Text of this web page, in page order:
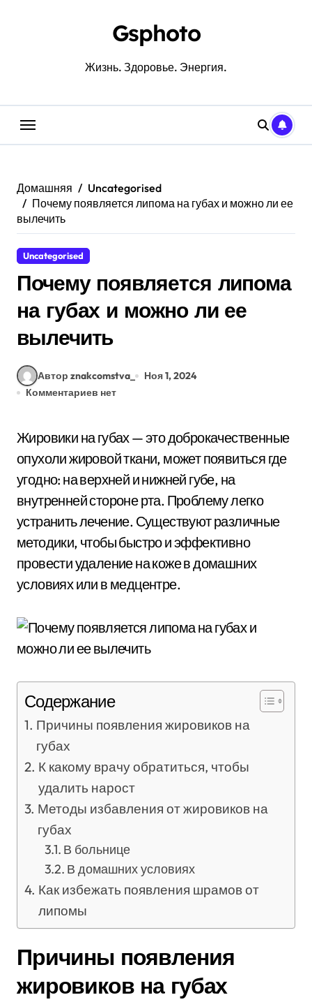
Gsphoto
Жизнь. Здоровье. Энергия.
Домашняя
Uncategorised
Почему появляется липома на губах и можно ли ее
вылечить
Uncategorised
Почему появляется липома
на губах и можно ли ее
вылечить
Автор znakcomstva_
Ноя 1, 2024
Комментариев нет
Жировики на губах — это доброкачественные
опухоли жировой ткани, может появиться где
угодно: на верхней и нижней губе, на
внутренней стороне рта. Проблему легко
устранить лечение. Существуют различные
методики, чтобы быстро и эффективно
провести удаление на коже в домашних
условиях или в медцентре.
Содержание
Причины появления жировиков на
губах
К какому врачу обратиться, чтобы
удалить нарост
Методы избавления от жировиков на
губах
В больнице
В домашних условиях
Как избежать появления шрамов от
липомы
Причины появления
жировиков на губах